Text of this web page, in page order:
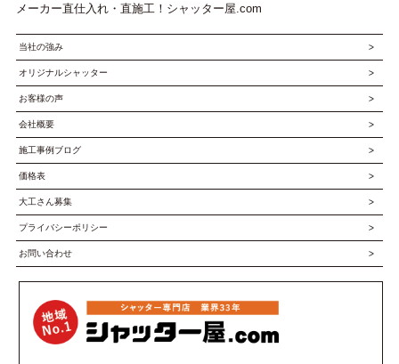
メーカー直仕入れ・直施工！シャッター屋.com
当社の強み
オリジナルシャッター
お客様の声
会社概要
施工事例ブログ
価格表
大工さん募集
プライバシーポリシー
お問い合わせ